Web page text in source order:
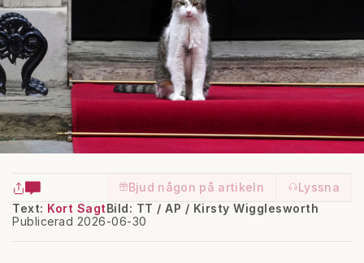
Bjud någon på artikeln
Lyssna
Text: Kort Sagt
Publicerad 2026-06-30
Bild: TT / AP / Kirsty Wigglesworth